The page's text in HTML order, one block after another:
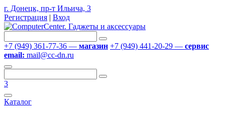
г. Донецк, пр-т Ильича, 3
Регистрация | Вход
+7 (949) 361-77-36 — магазин +7 (949) 441-20-29 — сервис
email: mail@cc-dn.ru
3
Каталог